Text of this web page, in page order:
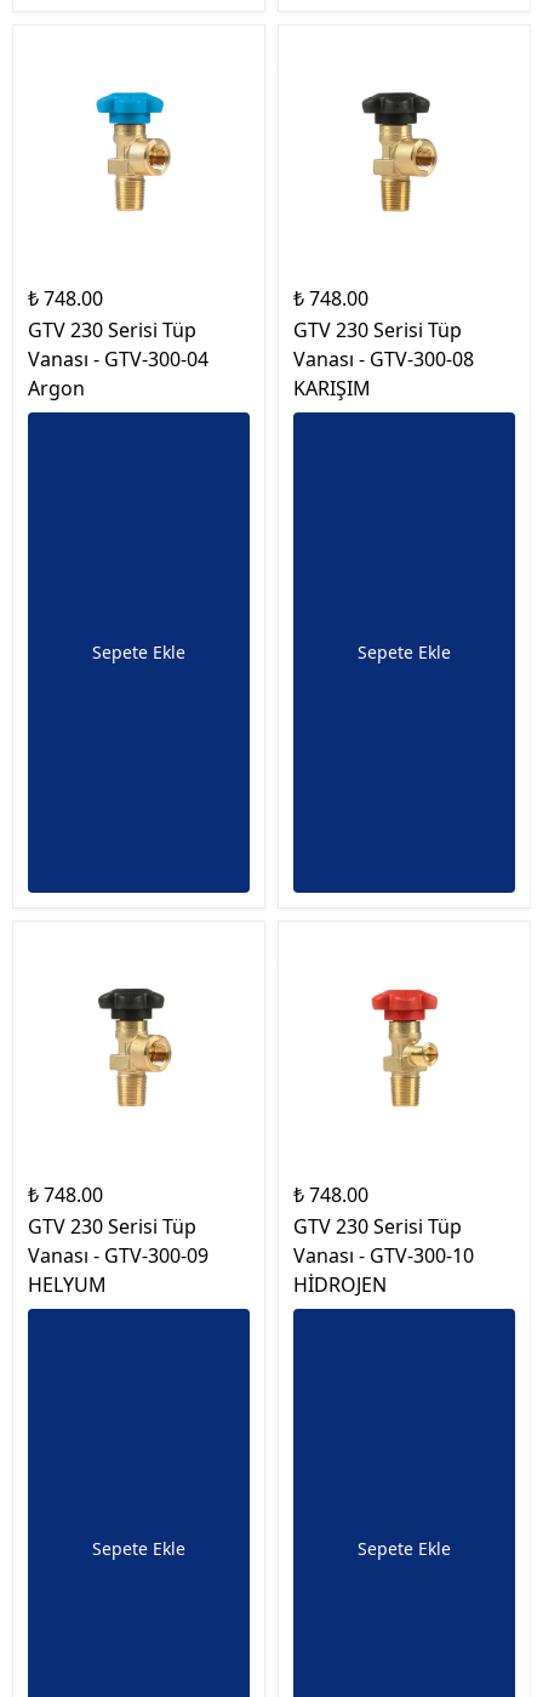
₺ 748.00
GTV 230 Serisi Tüp
Vanası - GTV-300-04
Argon
Sepete Ekle
₺ 748.00
GTV 230 Serisi Tüp
Vanası - GTV-300-08
KARIŞIM
Sepete Ekle
₺ 748.00
GTV 230 Serisi Tüp
Vanası - GTV-300-09
HELYUM
Sepete Ekle
₺ 748.00
GTV 230 Serisi Tüp
Vanası - GTV-300-10
HİDROJEN
Sepete Ekle